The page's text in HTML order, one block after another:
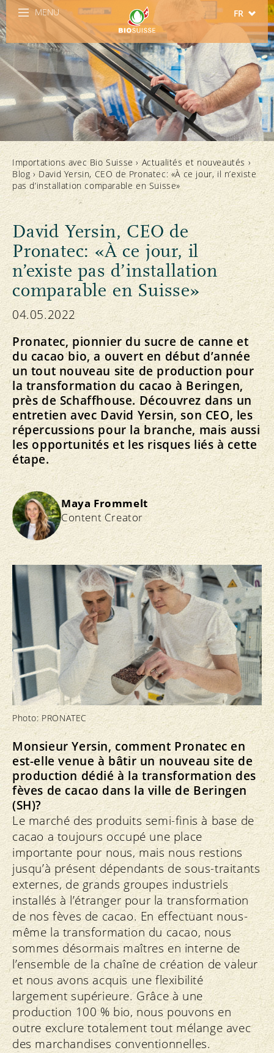
MENU FR
IT
EN
ES
Importations avec Bio Suisse› Actualités et nouveautés ›
Blog›David Yersin, CEO de Pronatec: «À ce jour, il n’existe
pas d’installation comparable en Suisse»
David Yersin, CEO de
Pronatec: «À ce jour, il
n’existe pas d’installation
comparable en Suisse»
04.05.2022
Pronatec, pionnier du sucre de canne et
du cacao bio, a ouvert en début d’année
un tout nouveau site de production pour
la transformation du cacao à Beringen,
près de Schaffhouse. Découvrez dans un
entretien avec David Yersin, son CEO, les
répercussions pour la branche, mais aussi
les opportunités et les risques liés à cette
étape.
Maya Frommelt
Content Creator
Photo: PRONATEC
Monsieur Yersin, comment Pronatec en
est-elle venue à bâtir un nouveau site de
production dédié à la transformation des
fèves de cacao dans la ville de Beringen
(SH)?
Le marché des produits semi-finis à base de
cacao a toujours occupé une place
importante pour nous, mais nous restions
jusqu’à présent dépendants de sous-traitants
externes, de grands groupes industriels
installés à l’étranger pour la transformation
de nos fèves de cacao. En effectuant nous-
même la transformation du cacao, nous
sommes désormais maîtres en interne de
l’ensemble de la chaîne de création de valeur
et nous avons acquis une flexibilité
largement supérieure. Grâce à une
production 100 % bio, nous pouvons en
outre exclure totalement tout mélange avec
des marchandises conventionnelles.